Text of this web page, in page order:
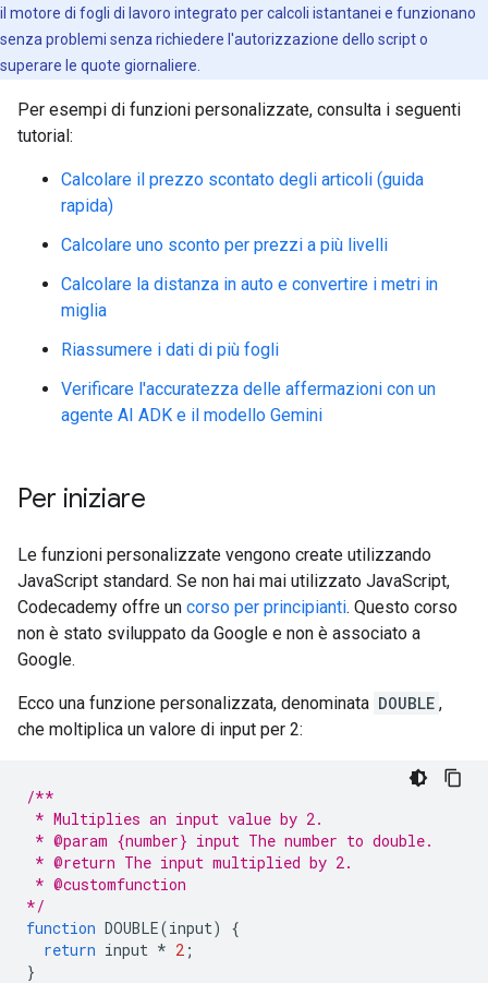
il motore di fogli di lavoro integrato per calcoli istantanei e funzionano
senza problemi senza richiedere l'autorizzazione dello script o
superare le quote giornaliere.
Per esempi di funzioni personalizzate, consulta i seguenti
tutorial:
Calcolare il prezzo scontato degli articoli (guida
rapida)
Calcolare uno sconto per prezzi a più livelli
Calcolare la distanza in auto e convertire i metri in
miglia
Riassumere i dati di più fogli
Verificare l'accuratezza delle affermazioni con un
agente AI ADK e il modello Gemini
Per iniziare
Le funzioni personalizzate vengono create utilizzando
JavaScript standard. Se non hai mai utilizzato JavaScript,
Codecademy offre un corso per principianti. Questo corso
non è stato sviluppato da Google e non è associato a
Google.
Ecco una funzione personalizzata, denominata DOUBLE ,
che moltiplica un valore di input per 2:
/**
* Multiplies an input value by 2.
* @param {number} input The number to double.
* @return The input multiplied by 2.
* @customfunction
*/
function DOUBLE(input)
{
return input * 2 ;
}